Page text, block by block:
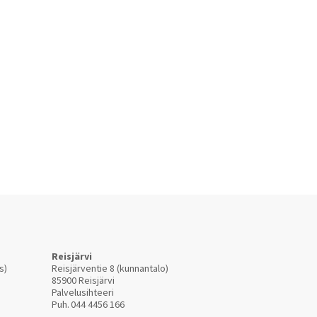
Reisjärvi
Reisjärventie 8 (kunnantalo)
85900 Reisjärvi
Palvelusihteeri
Puh.044 4456 166